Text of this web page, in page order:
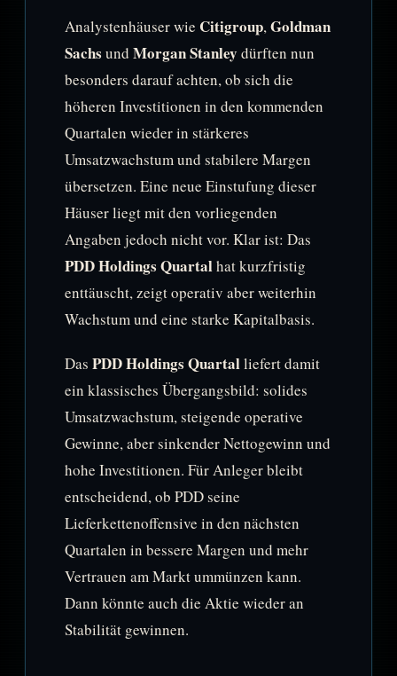
Analystenhäuser wie Citigroup, Goldman
Sachs und Morgan Stanley dürften nun
besonders darauf achten, ob sich die
höheren Investitionen in den kommenden
Quartalen wieder in stärkeres
Umsatzwachstum und stabilere Margen
übersetzen. Eine neue Einstufung dieser
Häuser liegt mit den vorliegenden
Angaben jedoch nicht vor. Klar ist: Das
PDD Holdings Quartalhat kurzfristig
enttäuscht, zeigt operativ aber weiterhin
Wachstum und eine starke Kapitalbasis.
Das PDD Holdings Quartalliefert damit
ein klassisches Übergangsbild: solides
Umsatzwachstum, steigende operative
Gewinne, aber sinkender Nettogewinn und
hohe Investitionen. Für Anleger bleibt
entscheidend, ob PDD seine
Lieferkettenoffensive in den nächsten
Quartalen in bessere Margen und mehr
Vertrauen am Markt ummünzen kann.
Dann könnte auch die Aktie wieder an
Stabilität gewinnen.